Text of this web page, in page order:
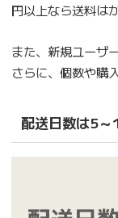
円以上なら送料は
また、新規ユーザ
さらに、個数や購
配送日数は5～